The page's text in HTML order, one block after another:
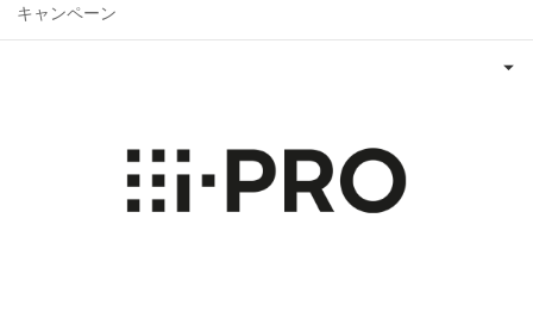
キャンペーン